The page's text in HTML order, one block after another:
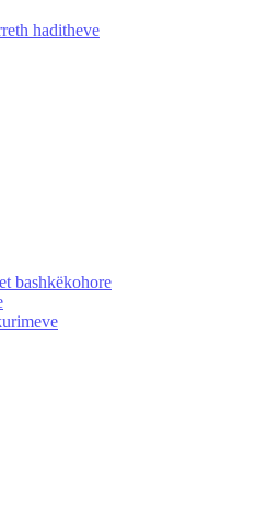
haditheve
bashkëkohore